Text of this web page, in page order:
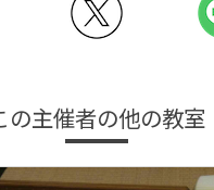
の主催者の他の教室